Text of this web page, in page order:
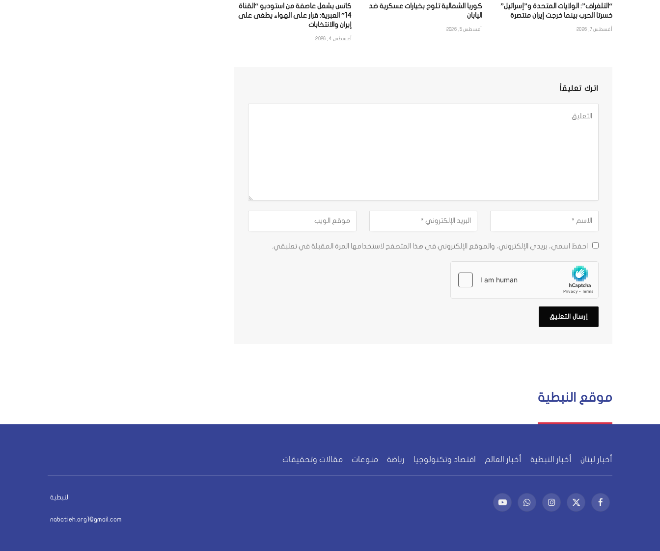
“التلغراف”: الولايات المتحدة و”إسرائيل”
خسرتا الحرب بينما خرجت إيران منتصرة
أغسطس 7, 2026
كوريا الشمالية تلوح بخيارات عسكرية ضد
اليابان
أغسطس 5, 2026
كاتس يشعل عاصفة من استوديو “القناة
14” العبرية: قرار على الهواء يطغى على
إيران والانتخابات
أغسطس 4, 2026
اترك تعليقاً
احفظ اسمي، بريدي الإلكتروني، والموقع الإلكتروني في هذا المتصفح لاستخدامها المرة المقبلة في تعليقي.
موقع النبطية
أخبار لبنان أخبار النبطية أخبار العالم اقتصاد وتكنولوجيا رياضة منوعات مقالات وتحقيقات
فيسبوكX
الانستغرامواتساب يوتيوب
النبطية
nabatieh.org1@gmail.com